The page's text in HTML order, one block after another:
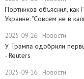
Портников объяснил, как
Украине: "Совсем не в
2025-09-16 Новости
У Трампа одобрили
- Reuters
2025-09-16 Новости